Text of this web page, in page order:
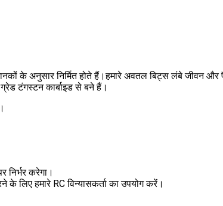
के अनुसार निर्मित होते हैं।हमारे अवतल बिट्स लंबे जीवन
टंगस्टन कार्बाइड से बने हैं।
करेगा।
लिए हमारे RC विन्यासकर्ता का उपयोग करें।